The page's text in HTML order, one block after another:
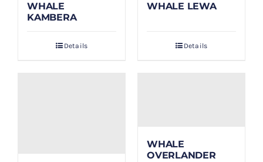
WHALE
KAMBERA
Details
WHALE LEWA
Details
WHALE
OVERLANDER